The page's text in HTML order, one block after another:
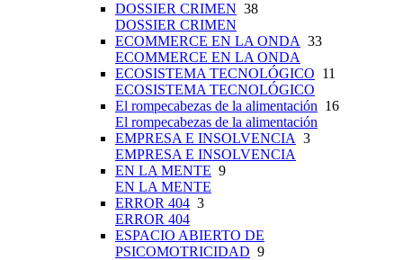
DOSSIER CRIMEN 38
DOSSIER CRIMEN
ECOMMERCE EN LA ONDA 33
ECOMMERCE EN LA ONDA
ECOSISTEMA TECNOLÓGICO 11
ECOSISTEMA TECNOLÓGICO
El rompecabezas de la alimentación 16
El rompecabezas de la alimentación
EMPRESA E INSOLVENCIA 3
EMPRESA E INSOLVENCIA
EN LA MENTE 9
EN LA MENTE
ERROR 404 3
ERROR 404
ESPACIO ABIERTO DE
PSICOMOTRICIDAD 9